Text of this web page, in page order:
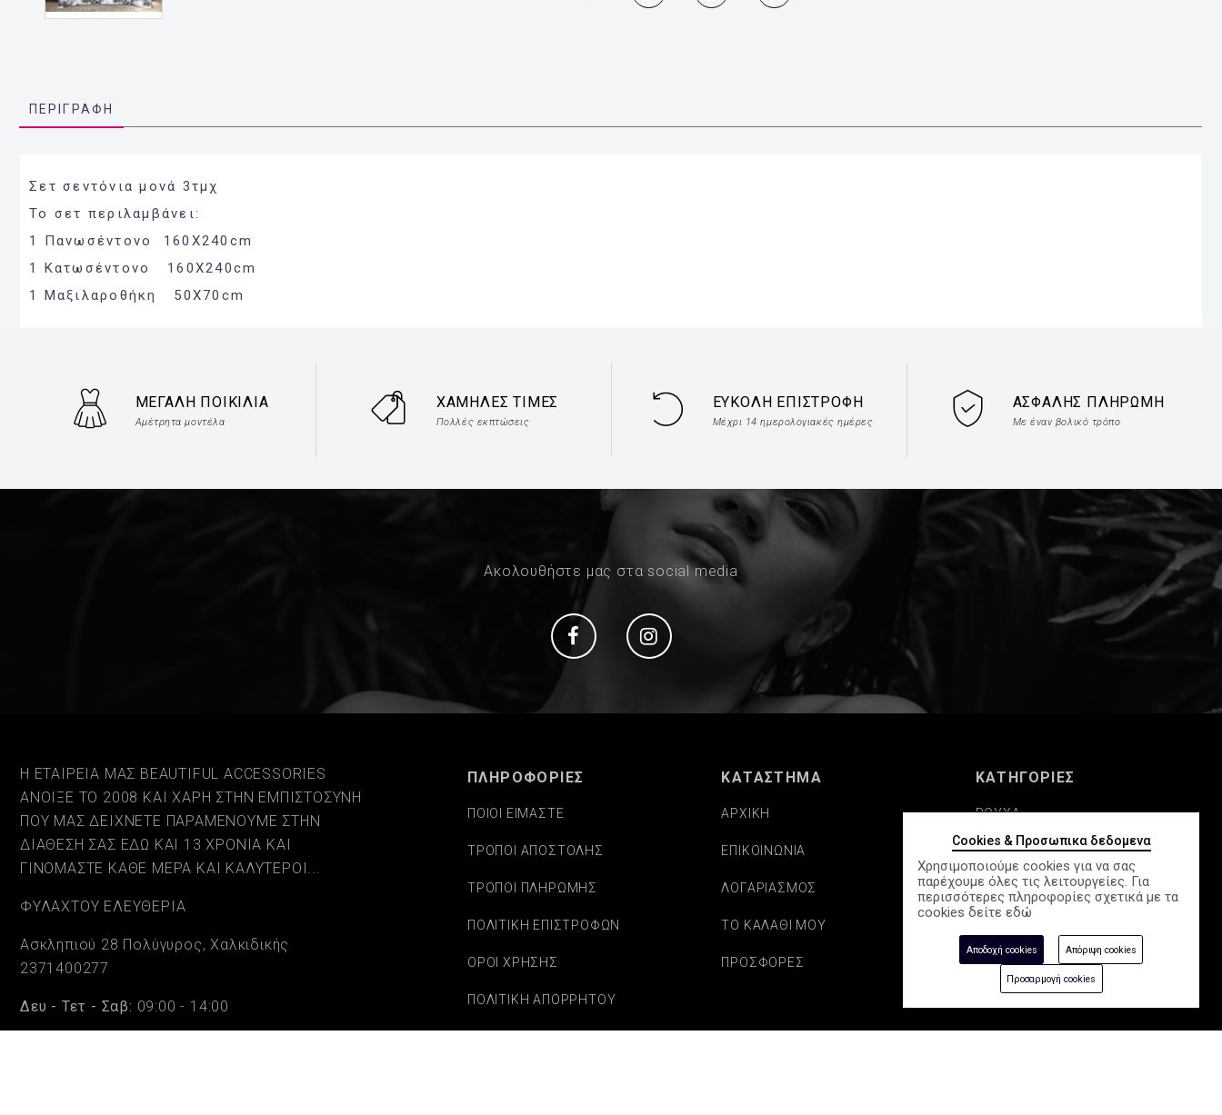
ΠΕΡΙΓΡΑΦΉ
Σετ σεντόνια μονά 3τμχ
Το σετ περιλαμβάνει:
1 Πανωσέντονο 160Χ240cm
1 Κατωσέντονο 160Χ240cm
1 Μαξιλαροθήκη 50Χ70cm
ΜΕΓΆΛΗ ΠΟΙΚΙΛΊΑ
Αμέτρητα μοντέλα
ΧΑΜΗΛΈΣ ΤΙΜΈΣ
Πολλές εκπτώσεις
ΕΎΚΟΛΗ ΕΠΙΣΤΡΟΦΉ
Μέχρι 14 ημερολογιακές ημέρες
ΑΣΦΑΛΉΣ ΠΛΗΡΩΜΉ
Με έναν βολικό τρόπο
Ακολουθήστε μας στα social media
Social Social
Η ΕΤΑΙΡΕΙΑ ΜΑΣ BEAUTIFUL ACCESSORIES
ΑΝΟΙΞΕ ΤΟ 2008 ΚΑΙ ΧΑΡΗ ΣΤΗΝ ΕΜΠΙΣΤΟΣΥΝΗ
ΠΟΥ ΜΑΣ ΔΕΙΧΝΕΤΕ ΠΑΡΑΜΕΝΟΥΜΕ ΣΤΗΝ
ΔΙΑΘΕΣΗ ΣΑΣ ΕΔΩ ΚΑΙ 13 ΧΡΟΝΙΑ ΚΑΙ
ΓΙΝΟΜΑΣΤΕ ΚΑΘΕ ΜΕΡΑ ΚΑΙ ΚΑΛΥΤΕΡΟΙ...
ΦΥΛΑΧΤΟΥ ΕΛΕΥΘΕΡΙΑ
Ασκληπιού 28 Πολύγυρος, Χαλκιδικής
2371400277
Δευ - Τετ - Σαβ: 09:00 - 14:00
ΠΛΗΡΟΦΟΡΙΕΣ
ΠΟΙΟΙ ΕΙΜΑΣΤΕ
ΤΡΟΠΟΙ ΑΠΟΣΤΟΛΗΣ
ΤΡΟΠΟΙ ΠΛΗΡΩΜΗΣ
ΠΟΛΙΤΙΚΗ ΕΠΙΣΤΡΟΦΩΝ
ΟΡΟΙ ΧΡΗΣΗΣ
ΠΟΛΙΤΙΚΗ ΑΠΟΡΡΗΤΟΥ
ΚΑΤΑΣΤΗΜΑ
ΑΡΧΙΚΗ
ΕΠΙΚΟΙΝΩΝΙΑ
ΛΟΓΑΡΙΑΣΜΟΣ
ΤΟ ΚΑΛΑΘΙ ΜΟΥ
ΠΡΟΣΦΟΡΕΣ
ΚΑΤΗΓΟΡΙΕΣ
ΡΟΥΧΑ
ΠΑΠΟΥΤΣΙΑ
ΚΑΛΛΥΝΤΙΚΑ
ΕΠΟΧΙΑΚΑ
Cookies & Προσωπικα δεδομενα
Χρησιμοποιούμε cookies για να σας
παρέχουμε όλες τις λειτουργείες. Για
περισσότερες πληροφορίες σχετικά με τα
cookies δείτεεδώ
Αποδοχή cookies Απόριψη cookies
Προσαρμογή cookies